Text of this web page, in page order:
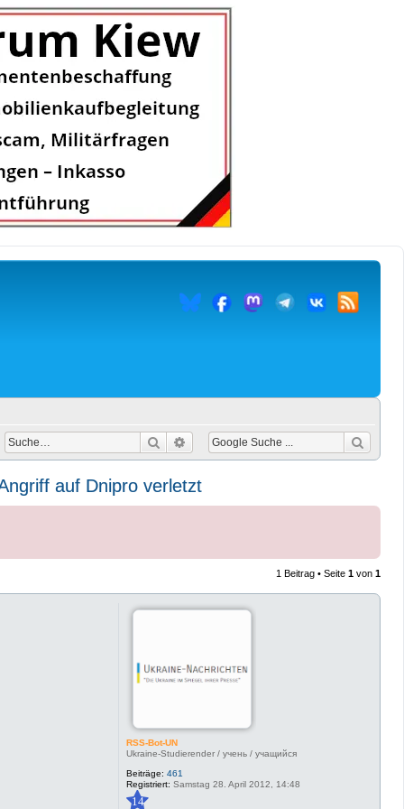
Suche Erweiterte Suche
auf Dnipro verletzt
1 Beitrag • Seite 1 von 1
RSS-Bot-UN
Ukraine-Studierender / учень / учащийся
Beiträge: 461
Registriert: Samstag 28. April 2012, 14:48
14